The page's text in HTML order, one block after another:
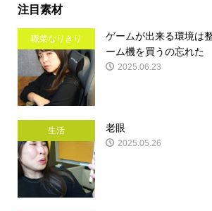
注目素材
職業なりきり
ゲームが出来る環境は
ーム機を買うの忘れた
2025.06.23
生活 老眼
2025.05.26